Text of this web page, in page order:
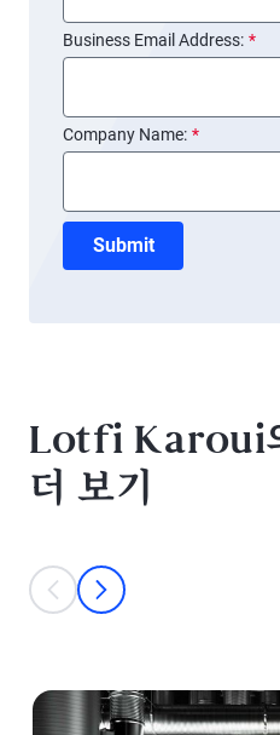
*
Business Email Address:
*
Company Name:
Submit
Lotfi Karoui
더 보기
This is a carousel with individual
prev
next